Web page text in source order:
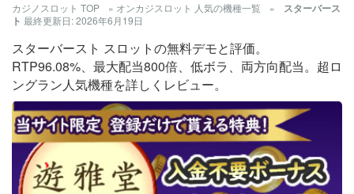
カジノスロット TOP » オンカジスロット 人気の機種一覧 »
スターバース
ト 最終更新日: 2026年6月19日
スターバースト スロットの無料デモと評価。
RTP96.08%、最大配当800倍、低ボラ、両方向配当。超ロ
ングラン人気機種を詳しくレビュー。